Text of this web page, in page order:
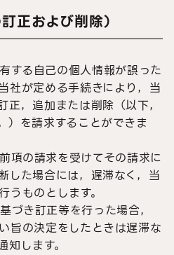
正および削除）
する自己の個人情報が誤った
社が定める手続きにより，当
正，追加または削除（以下，
）を請求することができま
項の請求を受けてその請求に
した場合には，遅滞なく，当
うものとします。
づき訂正等を行った場合，
旨の決定をしたときは遅滞な
します。